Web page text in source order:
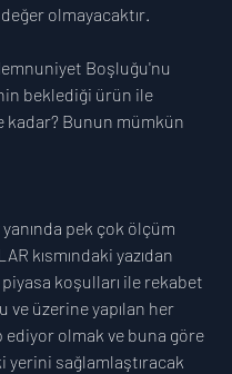
olmayacaktır.
Boşluğu'nu
beklediği ürün ile
kadar? Bunun mümkün
pek çok ölçüm
kısmındaki yazıdan
koşulları ile rekabet
üzerine yapılan her
olmak ve buna göre
yerini sağlamlaştıracak